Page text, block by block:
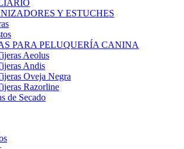
Y ESTUCHES
PARA PELUQUERÍA CANINA
Aeolus
Andis
Oveja Negra
Razorline
de Secado